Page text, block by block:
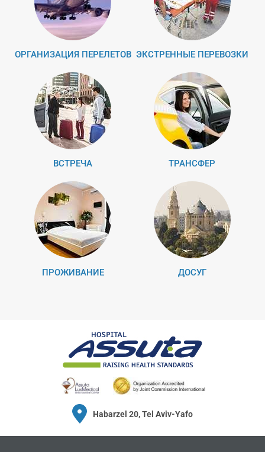
ОРГАНИЗАЦИЯ ПЕРЕЛЕТОВ ЭКСТРЕННЫЕ ПЕРЕВОЗКИ
ВСТРЕЧА ТРАНСФЕР
ПРОЖИВАНИЕ ДОСУГ
Habarzel 20, Tel Aviv-Yafo